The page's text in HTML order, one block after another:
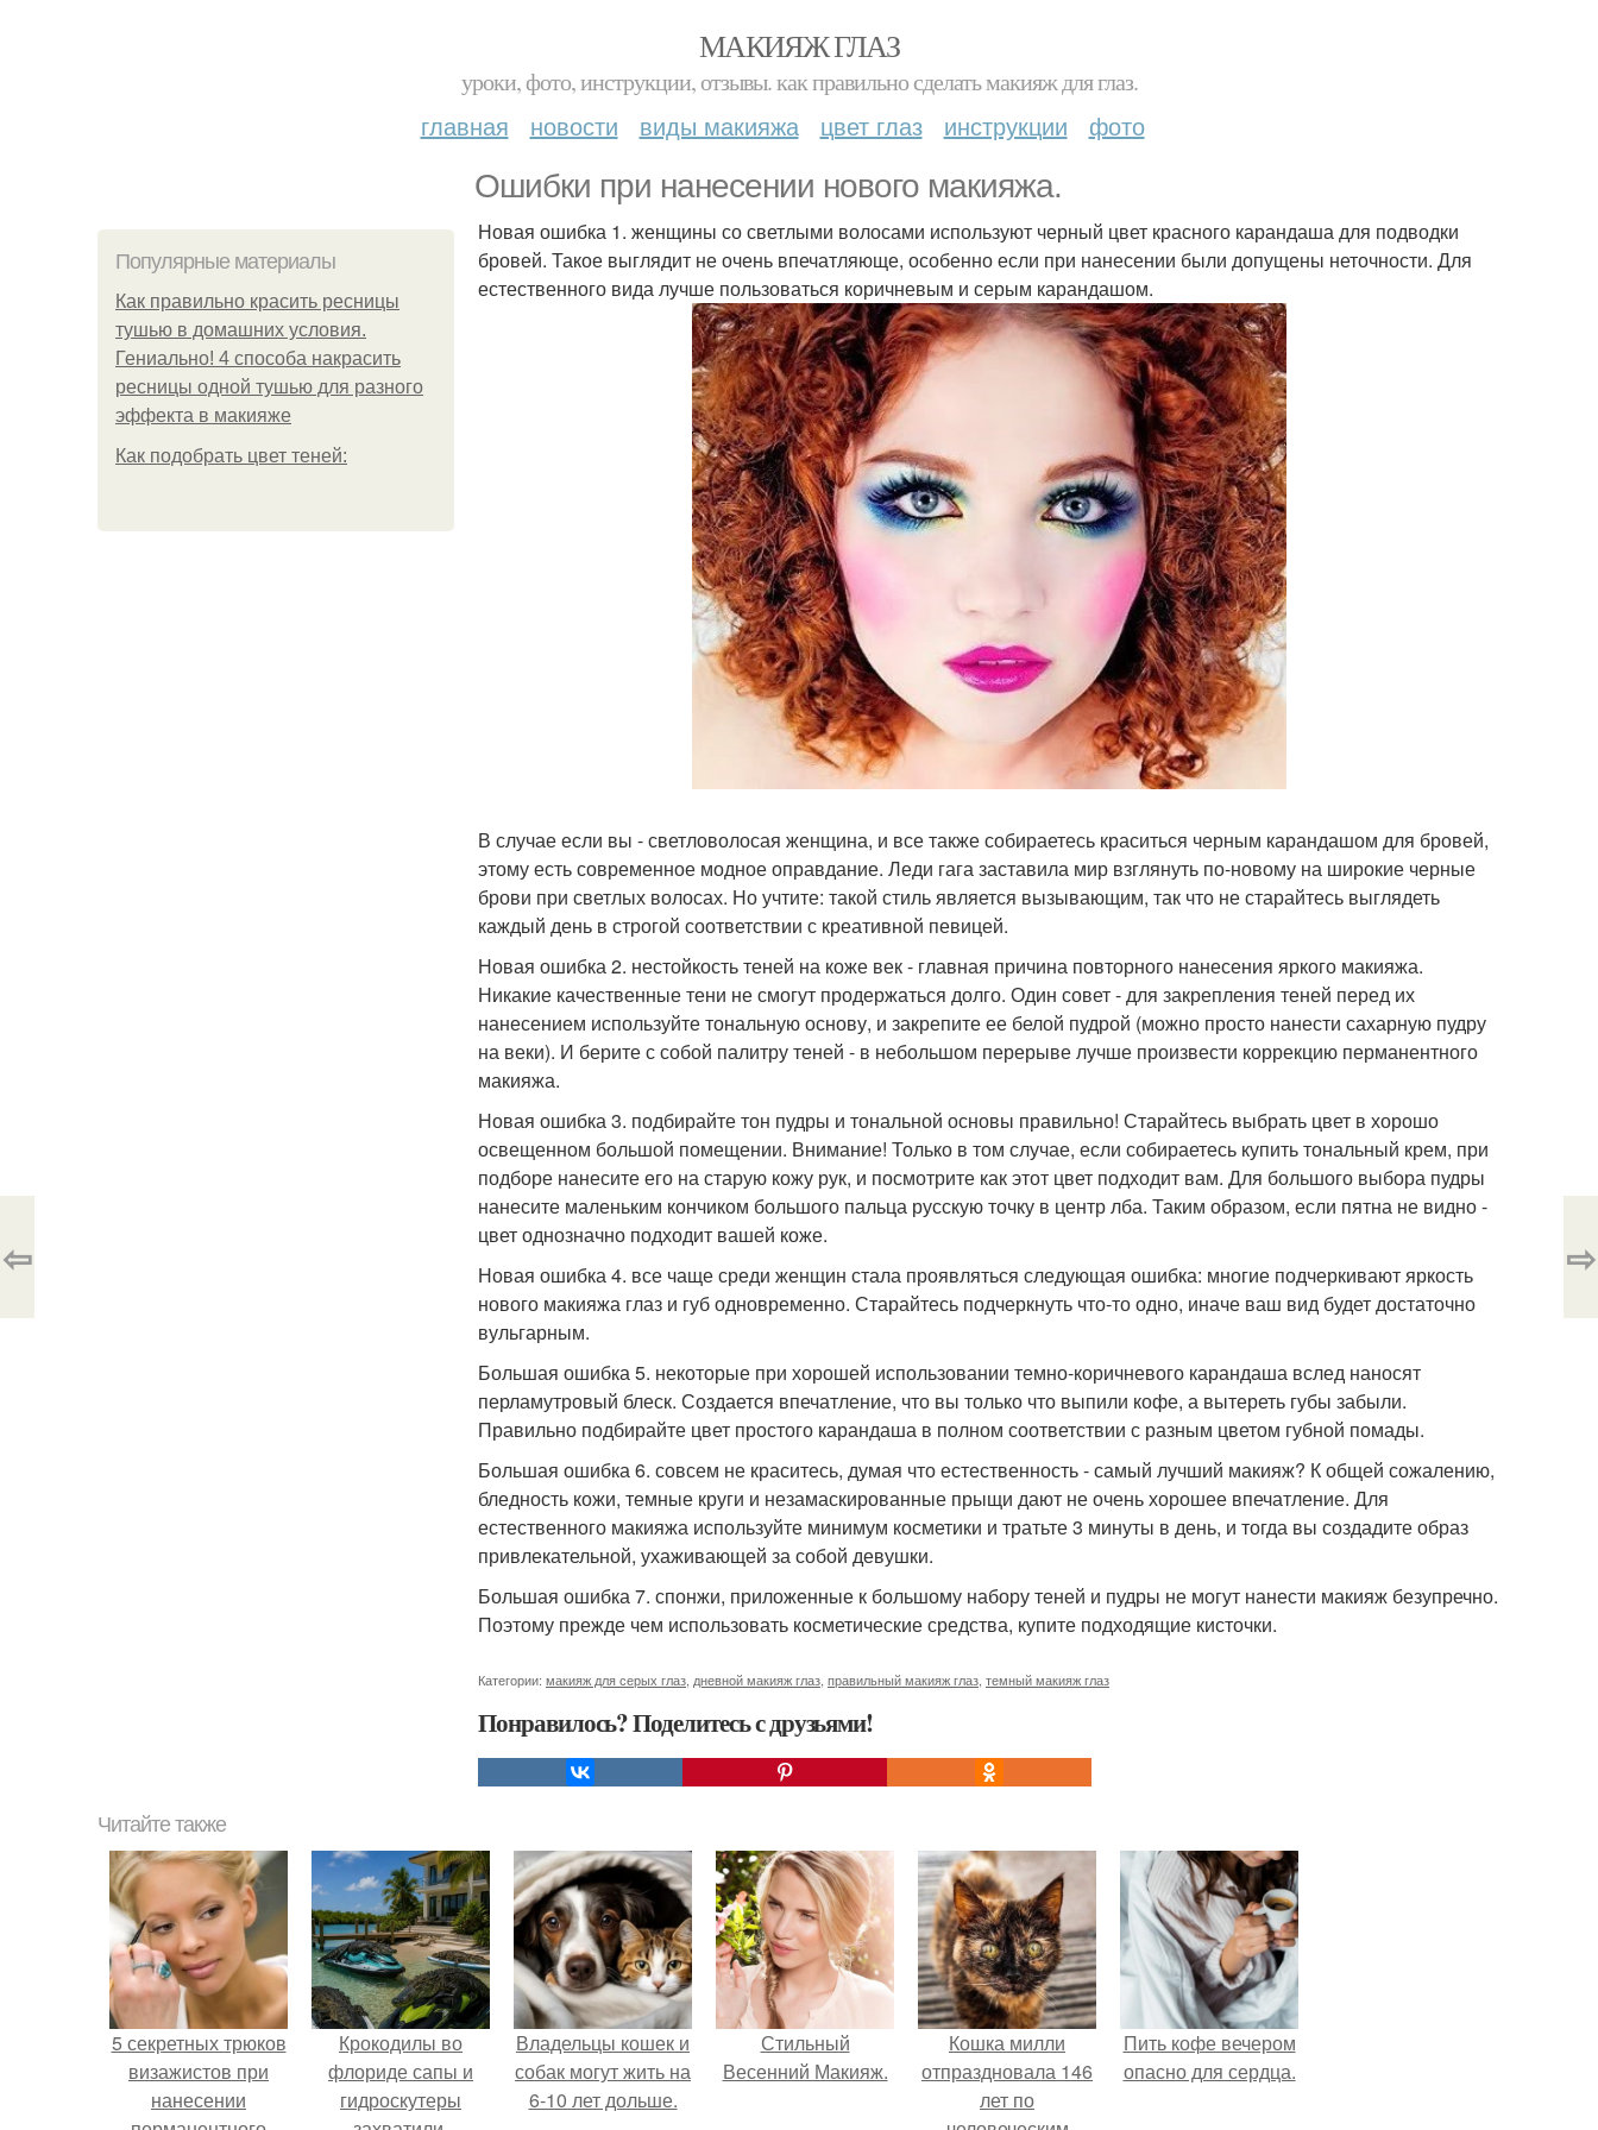
МАКИЯЖ ГЛАЗ
уроки, фото, инструкции, отзывы. как правильно сделать макияж для глаз.
главная новости виды макияжа цвет глаз инструкции фото
Ошибки при нанесении нового макияжа.
Популярные материалы
Как правильно красить ресницы
тушью в домашних условия.
Гениально! 4 способа накрасить
ресницы одной тушью для разного
эффекта в макияже
Как подобрать цвет теней:
Новая ошибка 1. женщины со светлыми волосами используют черный цвет красного карандаша для подводки
бровей. Такое выглядит не очень впечатляюще, особенно если при нанесении были допущены неточности. Для
естественного вида лучше пользоваться коричневым и серым карандашом.
В случае если вы - светловолосая женщина, и все также собираетесь краситься черным карандашом для бровей,
этому есть современное модное оправдание. Леди гага заставила мир взглянуть по-новому на широкие черные
брови при светлых волосах. Но учтите: такой стиль является вызывающим, так что не старайтесь выглядеть
каждый день в строгой соответствии с креативной певицей.
Новая ошибка 2. нестойкость теней на коже век - главная причина повторного нанесения яркого макияжа.
Никакие качественные тени не смогут продержаться долго. Один совет - для закрепления теней перед их
нанесением используйте тональную основу, и закрепите ее белой пудрой (можно просто нанести сахарную пудру
на веки). И берите с собой палитру теней - в небольшом перерыве лучше произвести коррекцию перманентного
макияжа.
Новая ошибка 3. подбирайте тон пудры и тональной основы правильно! Старайтесь выбрать цвет в хорошо
освещенном большой помещении. Внимание! Только в том случае, если собираетесь купить тональный крем, при
подборе нанесите его на старую кожу рук, и посмотрите как этот цвет подходит вам. Для большого выбора пудры
нанесите маленьким кончиком большого пальца русскую точку в центр лба. Таким образом, если пятна не видно -
цвет однозначно подходит вашей коже.
Новая ошибка 4. все чаще среди женщин стала проявляться следующая ошибка: многие подчеркивают яркость
нового макияжа глаз и губ одновременно. Старайтесь подчеркнуть что-то одно, иначе ваш вид будет достаточно
вульгарным.
Большая ошибка 5. некоторые при хорошей использовании темно-коричневого карандаша вслед наносят
перламутровый блеск. Создается впечатление, что вы только что выпили кофе, а вытереть губы забыли.
Правильно подбирайте цвет простого карандаша в полном соответствии с разным цветом губной помады.
Большая ошибка 6. совсем не краситесь, думая что естественность - самый лучший макияж? К общей сожалению,
бледность кожи, темные круги и незамаскированные прыщи дают не очень хорошее впечатление. Для
естественного макияжа используйте минимум косметики и тратьте 3 минуты в день, и тогда вы создадите образ
привлекательной, ухаживающей за собой девушки.
Большая ошибка 7. спонжи, приложенные к большому набору теней и пудры не могут нанести макияж безупречно.
Поэтому прежде чем использовать косметические средства, купите подходящие кисточки.
Категории: макияж для серых глаз дневной макияж глаз правильный макияж глаз темный макияж глаз
Понравилось? Поделитесь с друзьями!
⇦ ⇨
Читайте также
5 секретных трюков
визажистов при
нанесении
Крокодилы во
флориде сапы и
гидроскутеры
Владельцы кошек и
собак могут жить на
6-10 лет дольше.
Стильный
Весенний Макияж.
Кошка милли
отпраздновала 146
лет по
Пить кофе вечером
опасно для сердца.